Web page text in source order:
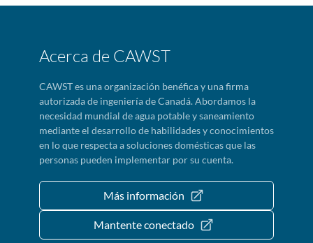
Acerca de CAWST
CAWST es una organización benéfica y una firma
autorizada de ingeniería de Canadá. Abordamos la
necesidad mundial de agua potable y saneamiento
mediante el desarrollo de habilidades y conocimientos
en lo que respecta a soluciones domésticas que las
personas pueden implementar por su cuenta.
Más información
Mantente conectado